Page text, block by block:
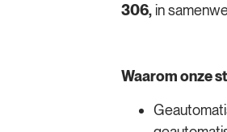
306,in
Waarom onze